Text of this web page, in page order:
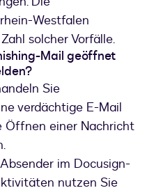
Westfalen
solcher Vorfälle.
Mail geöffnet
Sie
verdächtige E-Mail
Öffnen einer Nachricht
im Docusign-
nutzen Sie